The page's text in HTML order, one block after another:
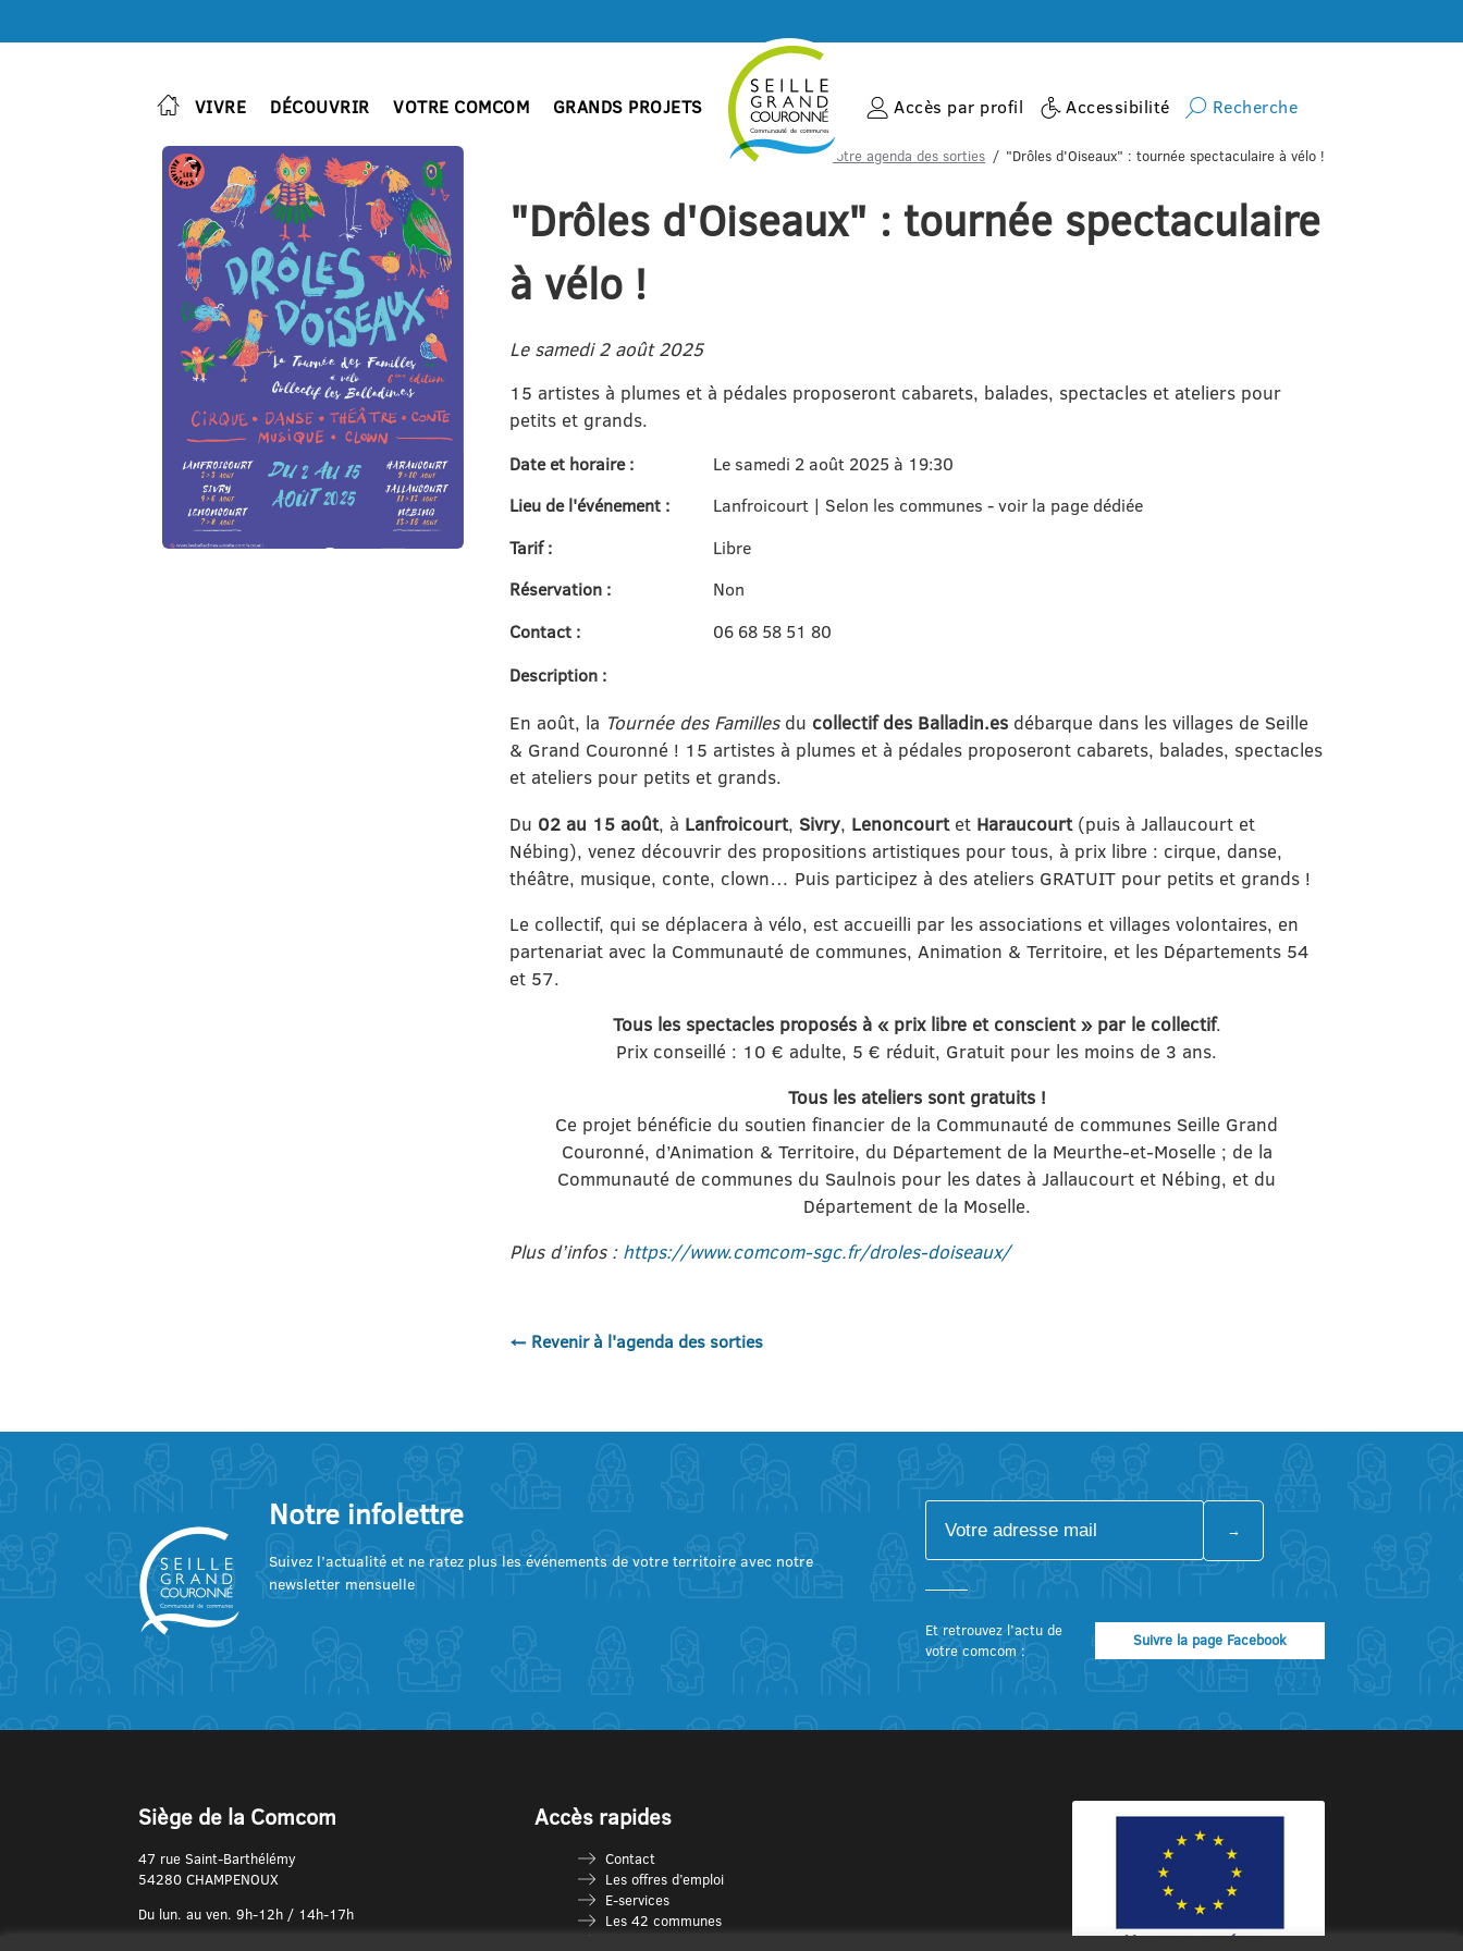
VIVRE DÉCOUVRIR VOTRE COMCOM GRANDS PROJETS Accès par profil Accessibilité Recherche
Accueil Votre agenda des sorties "Drôles d'Oiseaux" : tournée spectaculaire à vélo !
"Drôles d'Oiseaux" : tournée spectaculaire
à vélo !
Le samedi 2 août 2025
15 artistes à plumes et à pédales proposeront cabarets, balades, spectacles et ateliers pour
petits et grands.
Date et horaire :
Le samedi 2 août 2025 à 19:30
Lieu de l'événement :
Lanfroicourt | Selon les communes - voir la page dédiée
Tarif :
Libre
Réservation :
Non
Contact :
06 68 58 51 80
Description :
En août, la Tournée des Famillesdu collectif des Balladin.esdébarque dans les villages de Seille
& Grand Couronné ! 15 artistes à plumes et à pédales proposeront cabarets, balades, spectacles
et ateliers pour petits et grands.
Du 02 au 15 août, à Lanfroicourt, Sivry, Lenoncourt et Haraucourt (puis à Jallaucourt et
Nébing), venez découvrir des propositions artistiques pour tous, à prix libre : cirque, danse,
théâtre, musique, conte, clown… Puis participez à des ateliers GRATUIT pour petits et grands !
Le collectif, qui se déplacera à vélo, est accueilli par les associations et villages volontaires, en
partenariat avec la Communauté de communes, Animation & Territoire, et les Départements 54
et 57.
Tous les spectacles proposés à « prix libre et conscient » par le collectif.
Prix conseillé : 10 € adulte, 5 € réduit, Gratuit pour les moins de 3 ans.
Tous les ateliers sont gratuits !
Ce projet bénéficie du soutien financier de la Communauté de communes Seille Grand
Couronné, d’Animation & Territoire, du Département de la Meurthe-et-Moselle ; de la
Communauté de communes du Saulnois pour les dates à Jallaucourt et Nébing, et du
Département de la Moselle.
Plus d’infos : https://www.comcom-sgc.fr/droles-doiseaux/
← Revenir à l'agenda des sorties
Notre infolettre
Suivez l’actualité et ne ratez plus les événements de votre territoire avec notre
newsletter mensuelle
Et retrouvez l’actu de
votre comcom :
Suivre la page Facebook
Siège de la Comcom
47 rue Saint-Barthélémy
54280 CHAMPENOUX
Du lun. au ven. 9h-12h / 14h-17h
Accès rapides
Contact
Les offres d’emploi
E-services
Les 42 communes